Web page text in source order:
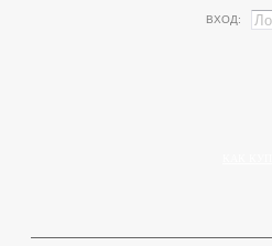
ВХОД: